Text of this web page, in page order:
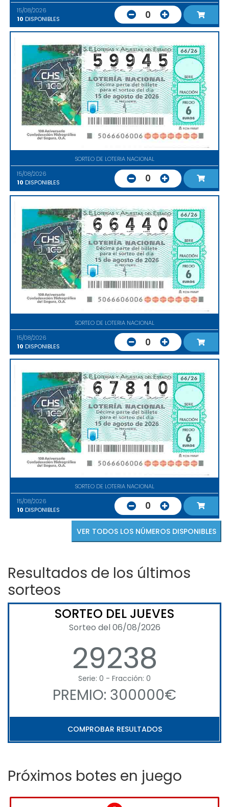
15/08/2026
10 DISPONIBLES 0
SORTEO DE LOTERIA NACIONAL
15/08/2026
10 DISPONIBLES 0
SORTEO DE LOTERIA NACIONAL
15/08/2026
10 DISPONIBLES 0
SORTEO DE LOTERIA NACIONAL
15/08/2026
10 DISPONIBLES 0
VER TODOS LOS NÚMEROS DISPONIBLES
Resultados de los últimos
sorteos
SORTEO DEL JUEVES
Sorteo del 06/08/2026
29238
Serie: 0 - Fracción: 0
PREMIO: 300000€
COMPROBAR RESULTADOS
Próximos botes en juego